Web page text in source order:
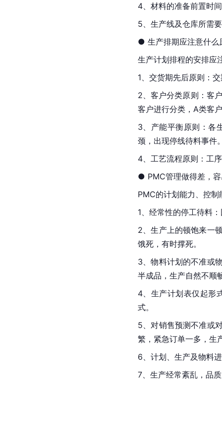
4、材料的准备前置时
5、生产线及仓库所需
● 生产排期应注意什么
生产计划排程的安排应
1、交货期先后原则：
2、客户分类原则：客
客户进行分类，A类客
3、产能平衡原则：各
颈，出现停线待料事件
4、工艺流程原则：工
● PMC管理做得差，
PMC的计划能力、控
1、经常性的停工待料
2、生产上的顿饱来一
饿死，有时撑死。
3、物料计划的不准或
半成品，生产自然不顺
4、生产计划表仅起形
式。
5、对销售预测不准或
繁，紧急订单一多，生
6、计划、生产及物料
7、生产经常紊乱，品